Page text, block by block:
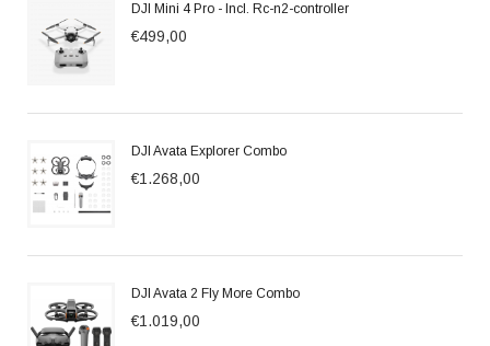
DJI Mini 4 Pro - Incl. Rc-n2-controller
€499,00
DJI Avata Explorer Combo
€1.268,00
DJI Avata 2 Fly More Combo
€1.019,00